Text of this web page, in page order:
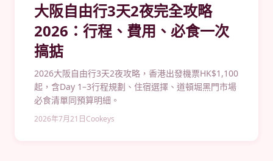
大阪自由行3天2夜完全攻略
2026：行程、費用、必食一次
搞掂
2026大阪自由行3天2夜攻略，香港出發機票HK$1,100
起，含Day 1–3行程規劃、住宿選擇、道頓堀黑門市場
必食清單同預算明細。
2026年7月21日Cookeys